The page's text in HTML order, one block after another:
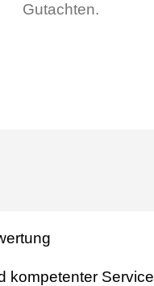
Gutachten.
kompetenter Service